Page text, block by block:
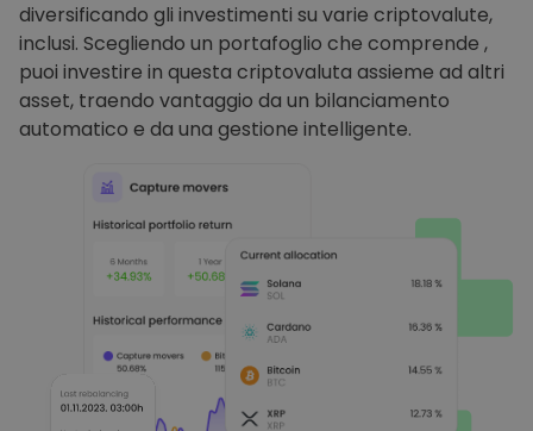
diversificando gli investimenti su varie criptovalute,
inclusi. Scegliendo un portafoglio che comprende ,
puoi investire in questa criptovaluta assieme ad altri
asset, traendo vantaggio da un bilanciamento
automatico e da una gestione intelligente.